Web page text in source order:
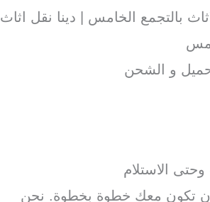
بالتجمع الخامس | دينا نقل اثاث
و الشحن
الاستلام
تكون معك خطوة بخطوة. نحن